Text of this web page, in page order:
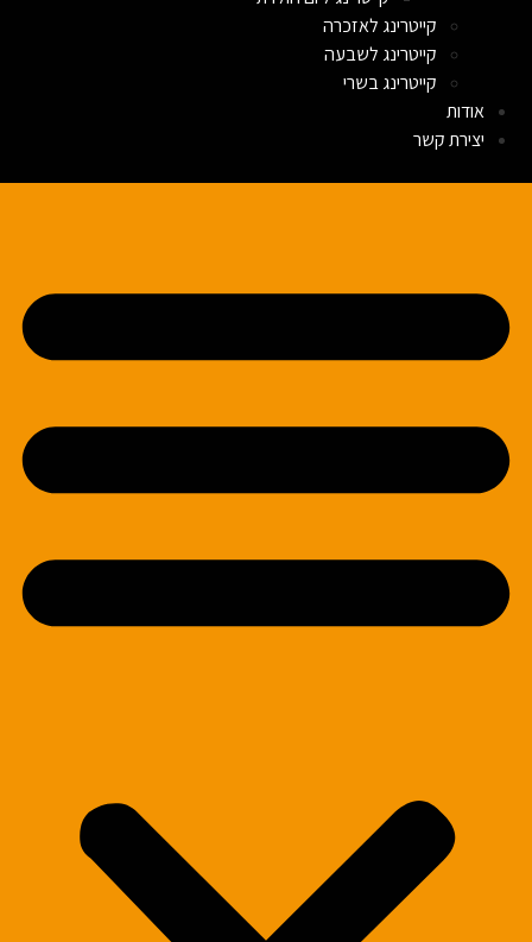
קייטרינג לאזכרה
קייטרינג לשבעה
קייטרינג בשרי
אודות
יצירת קשר